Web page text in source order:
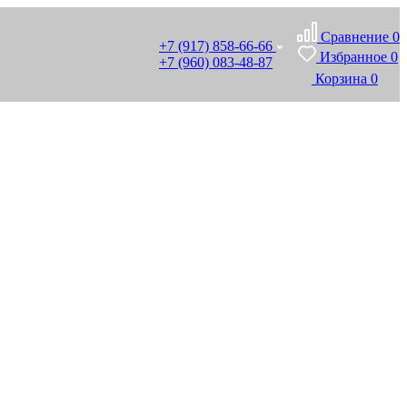
+7 (917) 858-66-66
+7 (960) 083-48-87
Сравнение 0
Избранное 0
Корзина 0